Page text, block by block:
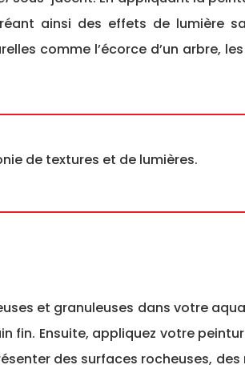
ainsi des effets de lumière
comme l’écorce d’un arbre,
de textures et de lumières.
et granuleuses dans votre
Ensuite, appliquez votre
des surfaces rocheuses, des